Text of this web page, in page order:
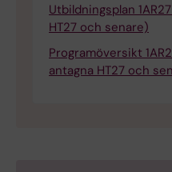
Utbildningsplan
HT27 och senare)
Programöversikt
antagna HT27 och